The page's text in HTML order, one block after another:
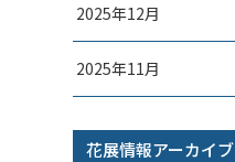
2025年12月
2025年11月
花展情報アーカイブ